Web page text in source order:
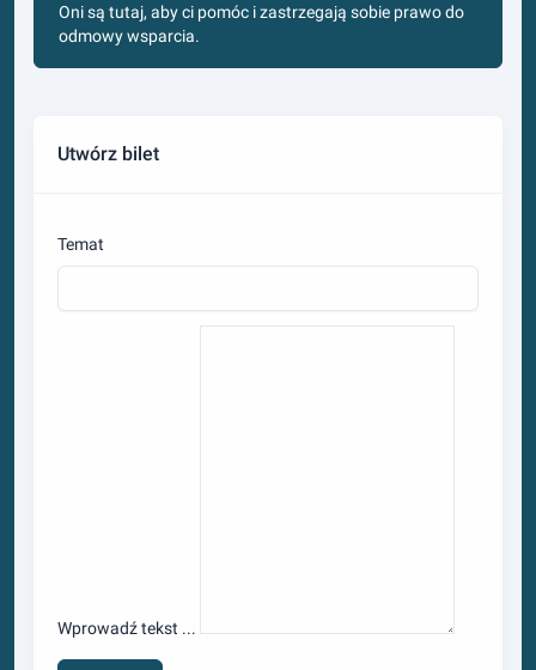
Oni są tutaj, aby ci pomóc i zastrzegają sobie prawo do
odmowy wsparcia.
Utwórz bilet
Temat
Wprowadź tekst ...